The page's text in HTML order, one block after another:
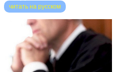
читать на русском